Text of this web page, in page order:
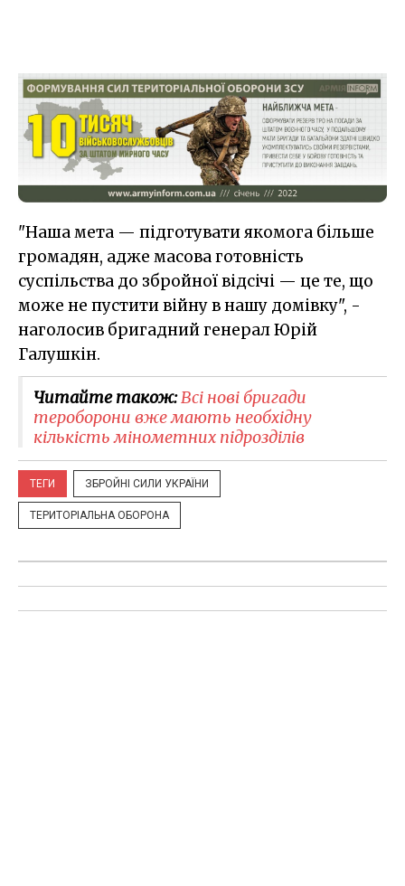
"Наша мета — підготувати якомога більше
громадян, адже масова готовність
суспільства до збройної відсічі — це те, що
може не пустити війну в нашу домівку", -
наголосив бригадний генерал Юрій
Галушкін.
Читайте також:Всі нові бригади
тероборони вже мають необхідну
кількість мінометних підрозділів
ТЕГИ ЗБРОЙНІ СИЛИ УКРАЇНИ
ТЕРИТОРІАЛЬНА ОБОРОНА